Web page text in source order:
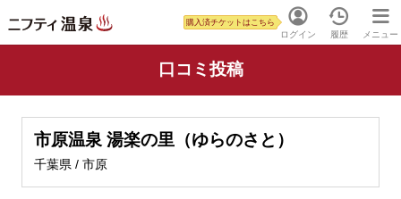
ログイン
購入済チケットはこちら
履歴 メニュー
口コミ投稿
市原温泉 湯楽の里（ゆらのさと）
千葉県 / 市原